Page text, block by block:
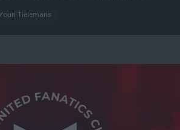
Tielemans